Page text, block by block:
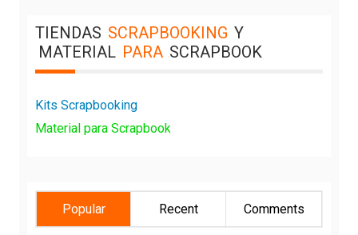
TIENDAS SCRAPBOOKING Y
MATERIAL PARA SCRAPBOOK
Kits Scrapbooking
Material para Scrapbook
Popular Recent Comments